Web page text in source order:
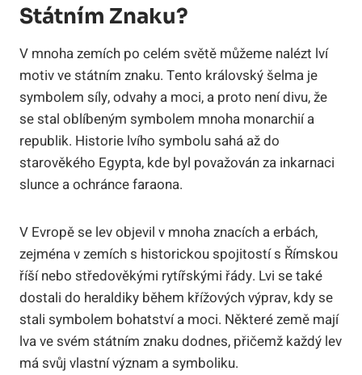
Státním Znaku?
V mnoha zemích po celém světě můžeme nalézt lví
motiv ve státním znaku. Tento královský šelma je
symbolem síly, odvahy a moci, a proto není divu, že
se stal oblíbeným symbolem mnoha monarchií a
republik. Historie lvího symbolu sahá až do
starověkého Egypta, kde byl považován za inkarnaci
slunce a ochránce faraona.
V Evropě se lev objevil v mnoha znacích a erbách,
zejména v zemích s historickou spojitostí s Římskou
říší nebo středověkými rytířskými řády. Lvi se také
dostali do heraldiky během křížových výprav, kdy se
stali symbolem bohatství a moci. Některé země mají
lva ve svém státním znaku dodnes, přičemž každý lev
má svůj vlastní význam a symboliku.